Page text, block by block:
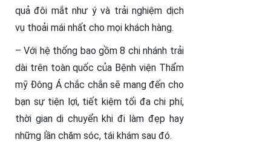
quả đôi mắt như ý và trải nghiệm dịch
vụ thoải mái nhất cho mọi khách hàng.
– Với hệ thống bao gồm 8 chi nhánh trải
dài trên toàn quốc của Bệnh viện Thẩm
mỹ Đông Á chắc chắn sẽ mang đến cho
bạn sự tiện lợi, tiết kiệm tối đa chi phí,
thời gian di chuyển khi đi làm đẹp hay
những lần chăm sóc, tái khám sau đó.